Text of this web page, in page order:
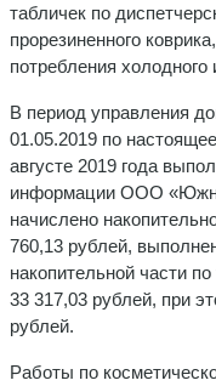
табличек по
прорезиненного
потребления холодного
В период управления
01.05.2019 по
августе 2019 года
информации ООО
начислено
760,13 рублей,
накопительной части
33 317,03 рублей, при
рублей.
Работы по